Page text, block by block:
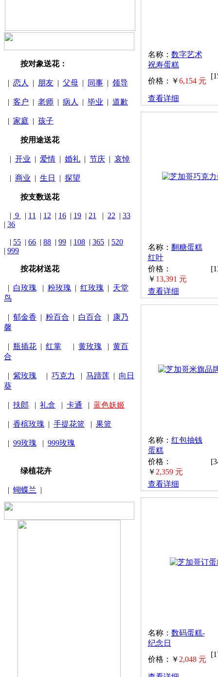
按对象送花：
| 恋人 | 朋友 | 父母 | 同事 | 领导
| 客户 | 老师 | 病人 | 毕业 | 道歉
| 家庭 | 孩子
按用途送花
| 开业 | 爱情 | 婚礼 | 节庆 | 哀悼
| 商业 | 生日 | 探望
按支数送花
| 9 | 11 | 12 | 16 | 19 | 21 | 22 | 33
| 36
| 55 | 66 | 88 | 99 | 108 | 365 | 520
| 999
按花材送花
| 白玫瑰 | 粉玫瑰 | 红玫瑰 | 天堂
鸟
| 郁金香 | 粉百合 | 白百合 |
康乃
馨
| 瓶插花 | 红掌 | 黄玫瑰 | 黄百
合
| 紫玫瑰 | 巧克力 | 马蹄莲 | 向日
葵
| 扶郎 | 礼盒 | 卡通 | 蓝色妖姬
| 香槟玫瑰 | 手提花篮 | 果篮
| 99玫瑰 | 999玫瑰
绿植花卉
| 蝴蝶兰 |
名称： 数字艺术
祝寿蛋糕
价格：￥6,154 元
查看详细
名称： 翻糖蛋糕
红叶
价格：
￥ 13,391 元
查看详细
名称： 红包抽钱
蛋糕
价格：
￥ 2,359 元
查看详细
名称： 数码蛋糕-
纪念日
价格：￥ 2,048 元